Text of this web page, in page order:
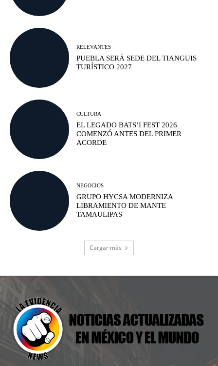
RELEVANTES
PUEBLA SERÁ SEDE DEL TIANGUIS
TURÍSTICO 2027
CULTURA
EL LEGADO BATS’I FEST 2026
COMENZÓ ANTES DEL PRIMER
ACORDE
NEGOCIOS
GRUPO HYCSA MODERNIZA
LIBRAMIENTO DE MANTE
TAMAULIPAS
Cargar más